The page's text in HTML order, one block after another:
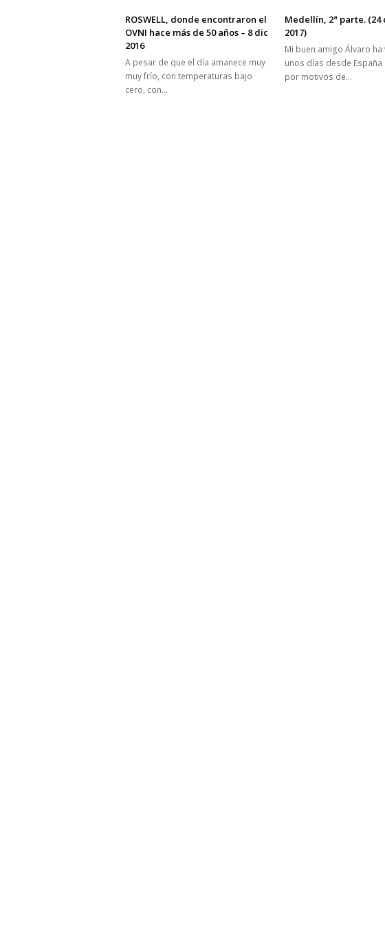
ROSWELL, donde encontraron el
OVNI hace más de 50 años – 8 dic
2016
A pesar de que el día amanece muy
muy frío, con temperaturas bajo
cero, con…
Medellín, 2ª parte. (24
2017)
Mi buen amigo Álvaro ha
unos días desde España
por motivos de…